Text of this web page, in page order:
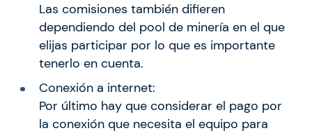
Las comisiones también difieren
dependiendo del pool de minería en el que
elijas participar por lo que es importante
tenerlo en cuenta.
Conexión a internet:
Por último hay que considerar el pago por
la conexión que necesita el equipo para